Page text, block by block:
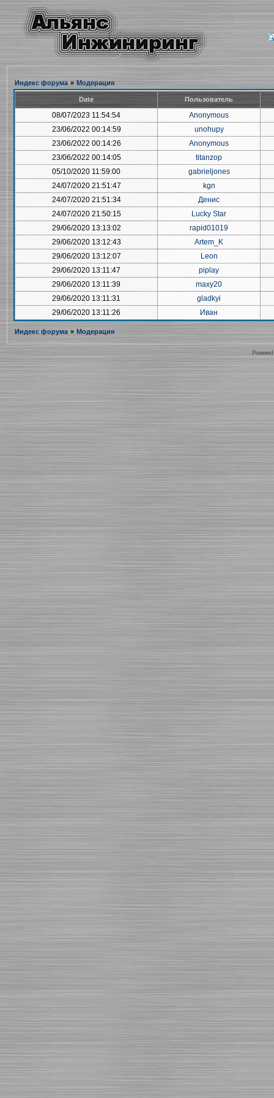
Индекс форума » Модерация
Date Пользователь
08/07/2023 11:54:54
Anonymous
23/06/2022 00:14:59
unohupy
23/06/2022 00:14:26
Anonymous
23/06/2022 00:14:05
titanzop
05/10/2020 11:59:00
gabrieljones
24/07/2020 21:51:47
kgn
24/07/2020 21:51:34
Денис
24/07/2020 21:50:15
Lucky Star
29/06/2020 13:13:02
rapid01019
29/06/2020 13:12:43
Artem_K
29/06/2020 13:12:07
Leon
29/06/2020 13:11:47
piplay
29/06/2020 13:11:39
maxy20
29/06/2020 13:11:31
gladkyi
29/06/2020 13:11:26
Иван
Индекс форума » Модерация